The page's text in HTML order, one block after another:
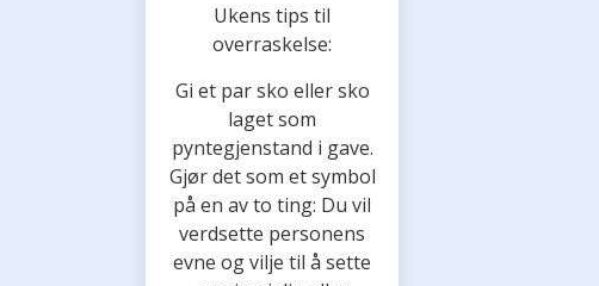
Ukens tips til
overraskelse:
Gi et par sko eller sko
laget som
pyntegjenstand i gave.
Gjør det som et symbol
på en av to ting: Du vil
verdsette personens
evne og vilje til å sette